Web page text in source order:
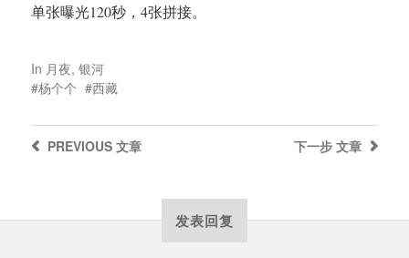
单张曝光120秒，4张拼接。
In 月夜, 银河
杨个个
西藏
下一步 文章
PREVIOUS文章
发表回复